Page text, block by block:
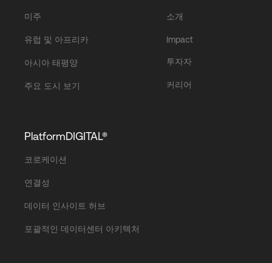
미주
유럽 및 아프리카
아시아 태평양
주요 도시 보기
소개
Impact
투자자
커리어
PlatformDIGITAL®
코로케이션
연결성
데이터 인사이트 허브
포괄적인 데이터센터 아키텍처